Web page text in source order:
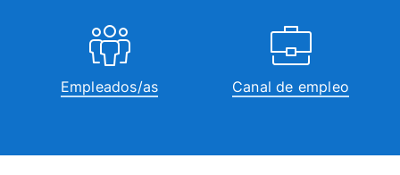
Empleados/as Canal de empleo